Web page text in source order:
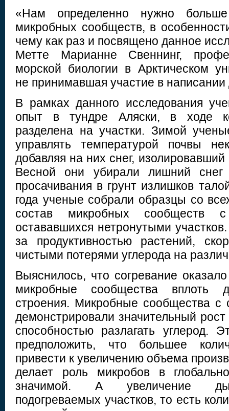
«Нам определенно нужно
микробных сообществ, в
чему как раз и посвящено данное
Метте Марианне Свеннинг,
морской биологии в Арктическом
не принимавшая участие в написании
В рамках данного исследования
опыт в тундре Аляски, в ходе
разделена на участки. Зимой
управлять температурой почвы
добавляя на них снег,
Весной они убирали лишний снег
просачивания в грунт излишков
года ученые собрали образцы со
состав микробных сообществ
остававшихся нетронутыми
за продуктивностью растений,
чистыми потерями углерода на
Выяснилось, что согревание
микробные сообщества вплоть
строения. Микробные сообщества с
демонстрировали значительный
способностью разлагать углерод.
предположить, что большее
привести к увеличению объема
делает роль микробов в
значимой. А увеличение
подогреваемых участков, то есть